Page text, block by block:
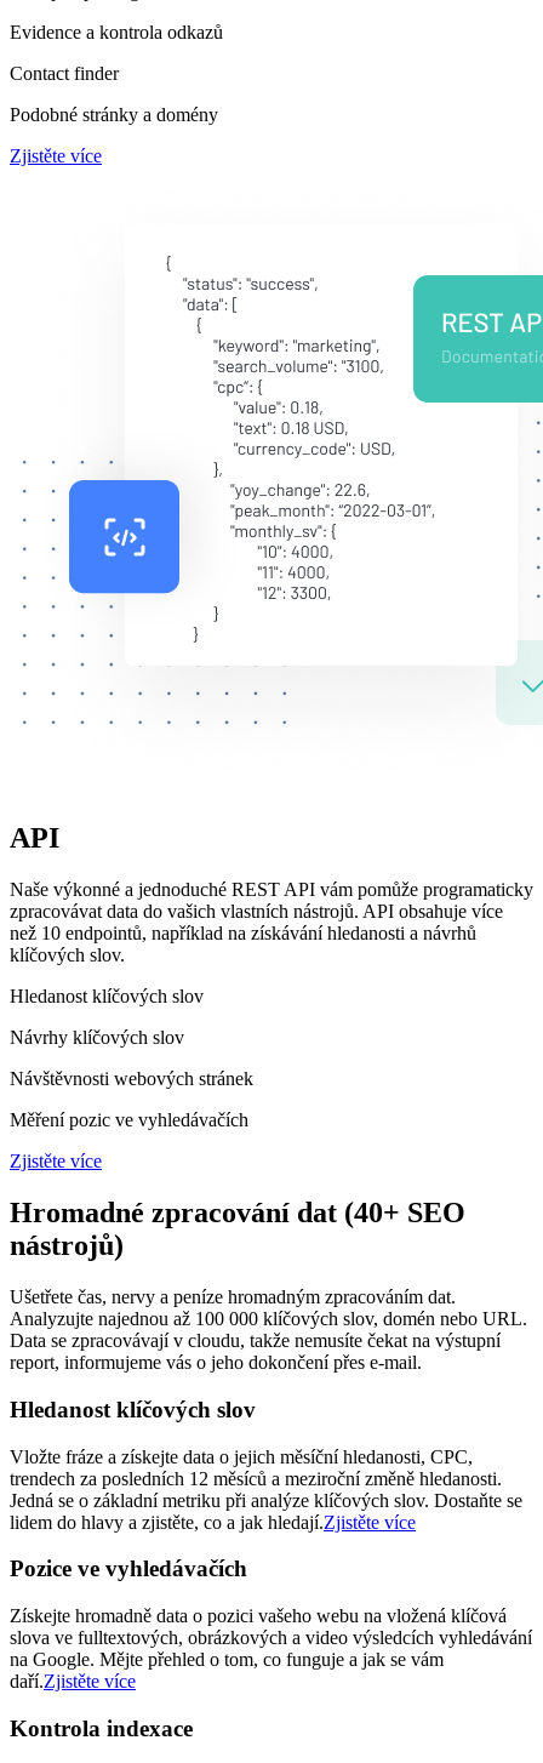
Evidence a kontrola odkazů
Contact finder
Podobné stránky a domény
Zjistěte více
API
Naše výkonné a jednoduché REST API vám pomůže programaticky
zpracovávat data do vašich vlastních nástrojů. API obsahuje více
než 10 endpointů, například na získávání hledanosti a návrhů
klíčových slov.
Hledanost klíčových slov
Návrhy klíčových slov
Návštěvnosti webových stránek
Měření pozic ve vyhledávačích
Zjistěte více
Hromadné zpracování dat (40+ SEO
nástrojů)
Ušetřete čas, nervy a peníze hromadným zpracováním dat.
Analyzujte najednou až 100 000 klíčových slov, domén nebo URL.
Data se zpracovávají v cloudu, takže nemusíte čekat na výstupní
report, informujeme vás o jeho dokončení přes e-mail.
Hledanost klíčových slov
Vložte fráze a získejte data o jejich měsíční hledanosti, CPC,
trendech za posledních 12 měsíců a meziroční změně hledanosti.
Jedná se o základní metriku při analýze klíčových slov. Dostaňte se
lidem do hlavy a zjistěte, co a jak hledají.Zjistěte více
Pozice ve vyhledávačích
Získejte hromadně data o pozici vašeho webu na vložená klíčová
slova ve fulltextových, obrázkových a video výsledcích vyhledávání
na Google. Mějte přehled o tom, co funguje a jak se vám
daří.Zjistěte více
Kontrola indexace